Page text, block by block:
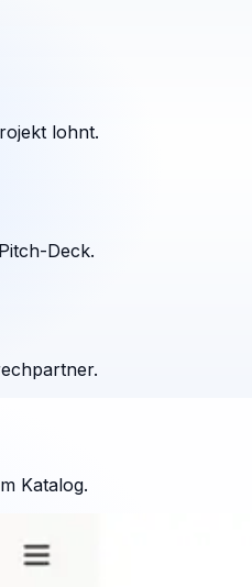
lohnt.
Deck.
Katalog.